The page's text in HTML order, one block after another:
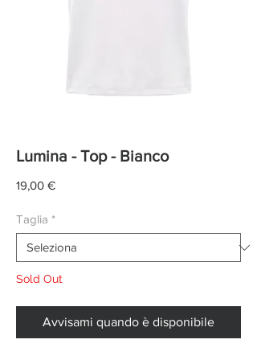
Lumina - Top - Bianco
19,00 €Prezzo
Taglia *
Sold Out
Avvisami quando è disponibile